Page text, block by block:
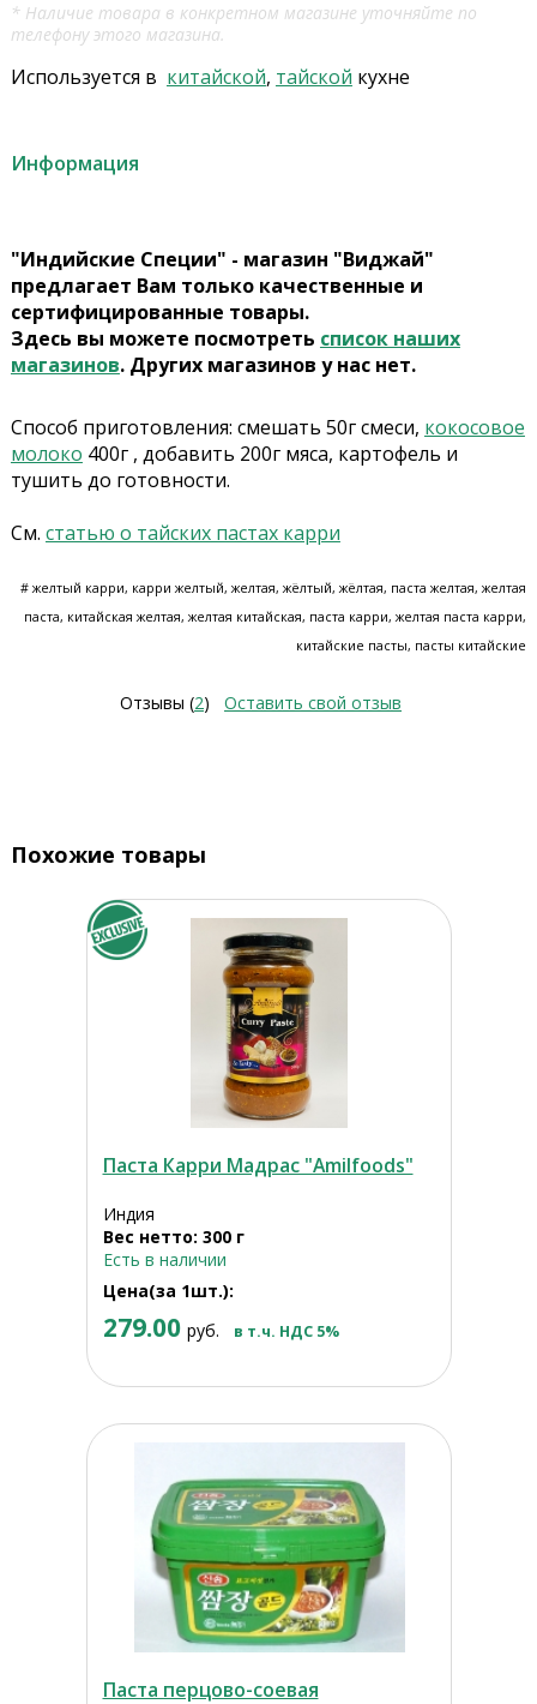
* Наличие товара в конкретном магазине уточняйте по
телефону этого магазина.
Используется в китайской, тайской кухне
Информация
"Индийские Специи" - магазин "Виджай"
предлагает Вам только качественные и
сертифицированные товары.
Здесь вы можете посмотреть список наших
магазинов. Других магазинов у нас нет.
Способ приготовления: смешать 50г смеси, кокосовое
молоко 400г , добавить 200г мяса, картофель и
тушить до готовности.
См. статью о тайских пастах карри
# желтый карри, карри желтый, желтая, жёлтый, жёлтая, паста желтая, желтая
паста, китайская желтая, желтая китайская, паста карри, желтая паста карри,
китайские пасты, пасты китайские
Отзывы (2) Оставить свой отзыв
Похожие товары
Паста Карри Мадрас "Amilfoods"
Индия
Вес нетто: 300 г
Есть в наличии
Цена(за 1шт.):
279.00 руб. в т.ч. НДС 5%
Паста перцово-соевая